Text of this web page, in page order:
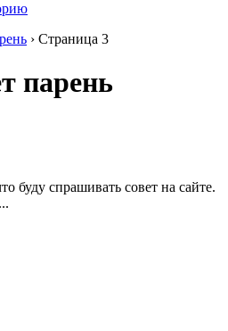
› Страница 3
парень
буду спрашивать совет на сайте.